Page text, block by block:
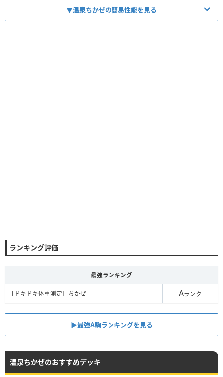
▼温泉ちかぜの簡易性能を見る
ランキング評価
最強ランキング
［ドキドキ体重測定］ちかぜ Aランク
▶︎最強A駒ランキングを見る
温泉ちかぜのおすすめデッキ